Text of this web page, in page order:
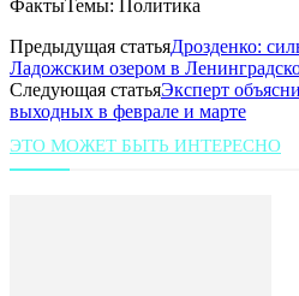
ФактыТемы: Политика
Предыдущая статьяДрозденко:
Ладожским озером в
Следующая статьяЭксперт
выходных в феврале и марте
ЭТО МОЖЕТ БЫТЬ ИНТЕРЕСНО